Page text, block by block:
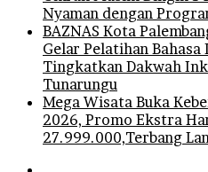
Nyaman dengan
BAZNAS Kota
Gelar Pelatihan Bahasa
Tingkatkan Dakwah
Tunarungu
Mega Wisata Buka
2026, Promo Ekstra
27.999.000,Terbang